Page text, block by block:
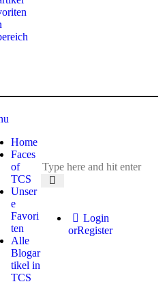
Home
Faces
of
TCS
Unser
e
Favori
ten
Alle
Blogar
tikel in
TCS
Login
orRegister